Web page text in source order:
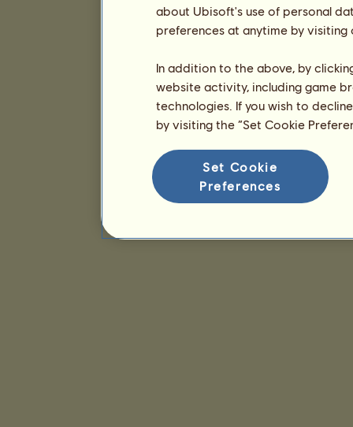
about Ubisoft's use of personal
preferences at anytime by
In addition to the above, by
website activity, including game
technologies. If you wish to
by visiting the “Set Cookie
Set Cookie
Preferences